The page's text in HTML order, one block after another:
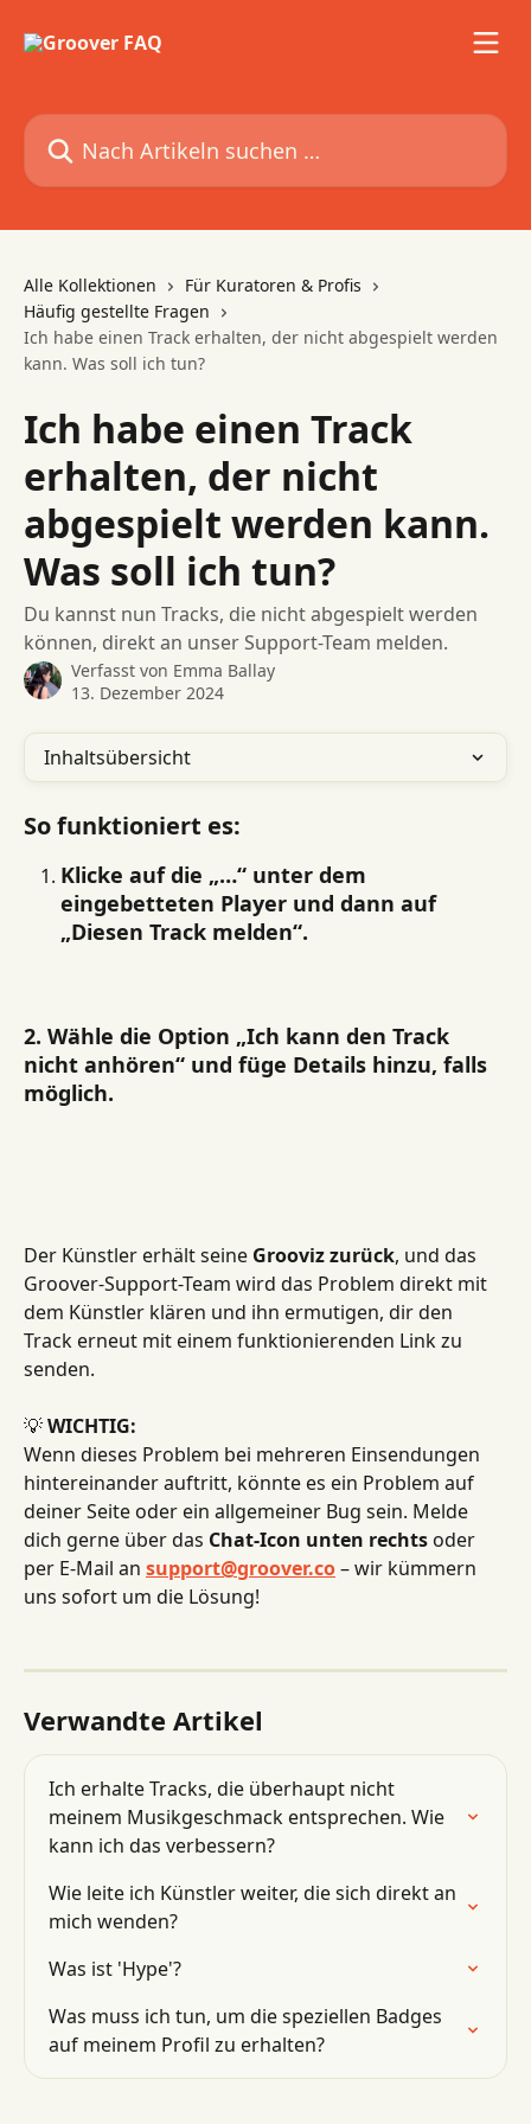
Nach Artikeln suchen …
Alle Kollektionen
Für Kuratoren & Profis
Häufig gestellte Fragen
Ich habe einen Track erhalten, der nicht abgespielt werden
kann. Was soll ich tun?
Ich habe einen Track
erhalten, der nicht
abgespielt werden kann.
Was soll ich tun?
Du kannst nun Tracks, die nicht abgespielt werden
können, direkt an unser Support-Team melden.
Verfasst von Emma Ballay
13. Dezember 2024
Inhaltsübersicht
So funktioniert es:
Klicke auf die „…“ unter dem
eingebetteten Player und dann auf
„Diesen Track melden“.
2. Wähle die Option „Ich kann den Track
nicht anhören“ und füge Details hinzu, falls
möglich.
Der Künstler erhält seine Grooviz zurück, und das
Groover-Support-Team wird das Problem direkt mit
dem Künstler klären und ihn ermutigen, dir den
Track erneut mit einem funktionierenden Link zu
senden.
💡 WICHTIG:
Wenn dieses Problem bei mehreren Einsendungen
hintereinander auftritt, könnte es ein Problem auf
deiner Seite oder ein allgemeiner Bug sein. Melde
dich gerne über das Chat-Icon unten rechts oder
per E-Mail an support@groover.co – wir kümmern
uns sofort um die Lösung!
Verwandte Artikel
Ich erhalte Tracks, die überhaupt nicht
meinem Musikgeschmack entsprechen. Wie
kann ich das verbessern?
Wie leite ich Künstler weiter, die sich direkt an
mich wenden?
Was ist 'Hype'?
Was muss ich tun, um die speziellen Badges
auf meinem Profil zu erhalten?